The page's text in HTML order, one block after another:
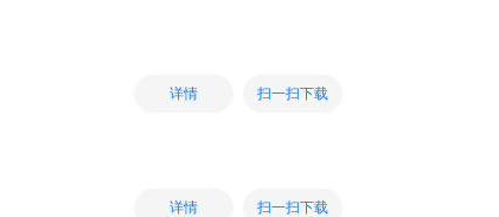
详情 扫一扫下载
详情 扫一扫下载